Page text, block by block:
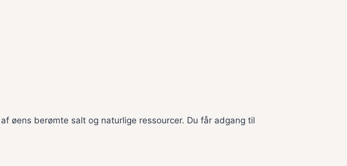
øens berømte salt og naturlige ressourcer. Du får adgang til